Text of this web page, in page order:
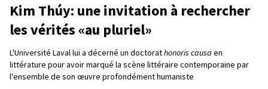
Kim Thúy: une invitation à rechercher
les vérités «au pluriel»
L'Université Laval lui a décerné un doctorathonoris causa en
littérature pour avoir marqué la scène littéraire contemporaine par
l'ensemble de son œuvre profondément humaniste